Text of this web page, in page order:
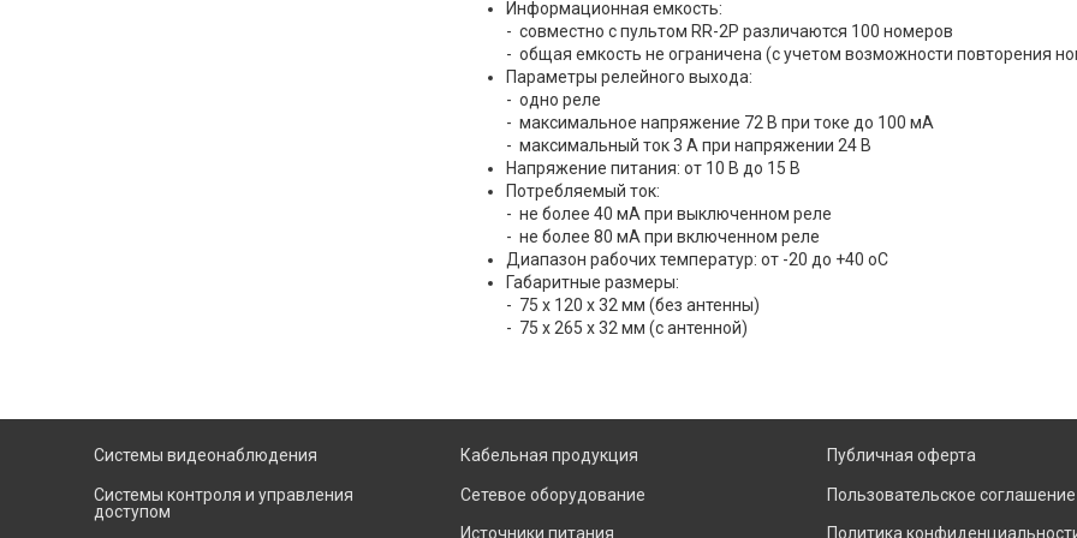
Информационная емкость:
- совместно с пультом RR-2P различаются 100 номеров
- общая емкость не ограничена (с учетом возможности повторения
Параметры релейного выхода:
- одно реле
- максимальное напряжение 72 В при токе до 100 мА
- максимальный ток 3 А при напряжении 24 В
Напряжение питания: от 10 В до 15 В
Потребляемый ток:
- не более 40 мА при выключенном реле
- не более 80 мА при включенном реле
Диапазон рабочих температур: от -20 до +40 оС
Габаритные размеры:
- 75 х 120 х 32 мм (без антенны)
- 75 х 265 х 32 мм (с антенной)
Системы видеонаблюдения
Системы контроля и управления
доступом
Кабельная продукция
Сетевое оборудование
Источники питания
Публичная оферта
Пользовательское соглашение
Политика